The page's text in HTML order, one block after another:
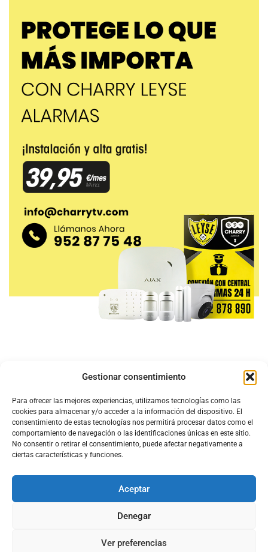
Gestionar consentimiento
Para ofrecer las mejores experiencias, utilizamos tecnologías como las
cookies para almacenar y/o acceder a la información del dispositivo. El
consentimiento de estas tecnologías nos permitirá procesar datos como el
comportamiento de navegación o las identificaciones únicas en este sitio.
No consentir o retirar el consentimiento, puede afectar negativamente a
ciertas características y funciones.
Aceptar
Denegar
Ver preferencias